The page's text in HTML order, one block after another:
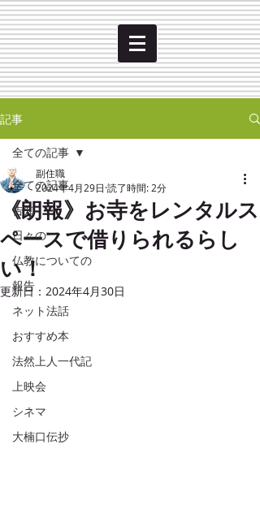
記事
全ての記事
告知
日々の
仏教についての
報告
ネット法話
おすすめ本
法然上人一代記
上映会
シネマ
大楠口伝抄
全ての記事
《朗報》お寺をレンタルス
ペースで借りられるらし
い！
副住職
2024年4月29日 読了時間: 2分
更新日： 2024年4月30日